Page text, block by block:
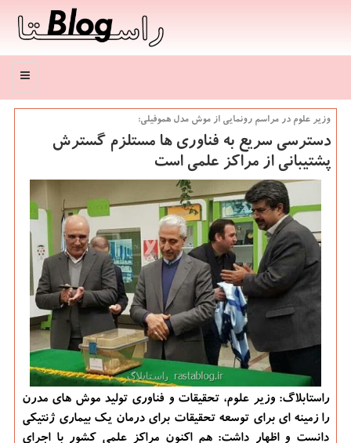
منو
وزیر علوم در مراسم رونمایی از موش مدل هموفیلی:
دسترسی سریع به فناوری ها مستلزم گسترش
پشتیبانی از مراكز علمی است
راستابلاگ: وزیر علوم، تحقیقات و فناوری تولید موش های مدرن
را زمینه ای برای توسعه تحقیقات برای درمان یك بیماری ژنتیكی
دانست و اظهار داشت: هم اكنون مراكز علمی كشور با اجرای